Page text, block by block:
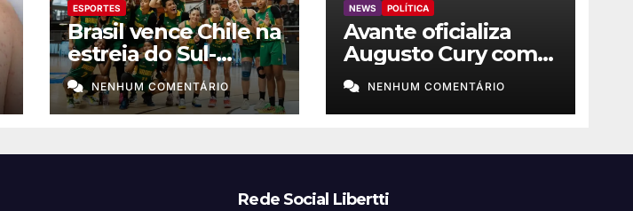
ESPORTES
Brasil vence Chile na
estreia do Sul-
Americano de
basquete feminino
NENHUM COMENTÁRIO
NEWS POLÍTICA
Avante oficializa
Augusto Cury como
candidato à
Presidência
NENHUM COMENTÁRIO
Rede Social Libertti